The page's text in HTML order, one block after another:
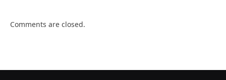
Comments are closed.